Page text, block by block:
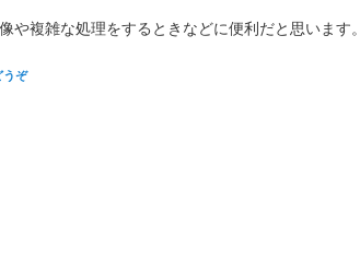
複雑な処理をするときなどに便利だと思います。
うぞ